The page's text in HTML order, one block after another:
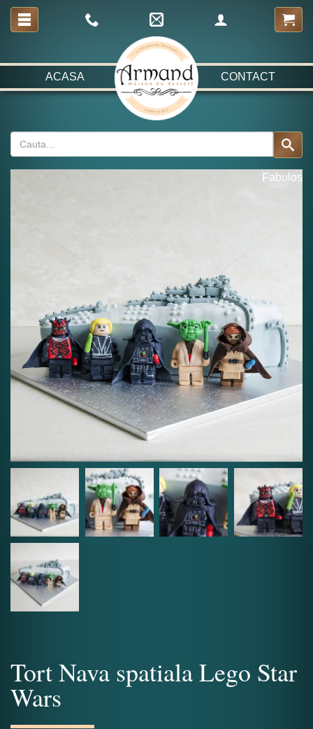
ACASA CONTACT
Fabulos
Tort Nava spatiala Lego Star
Wars